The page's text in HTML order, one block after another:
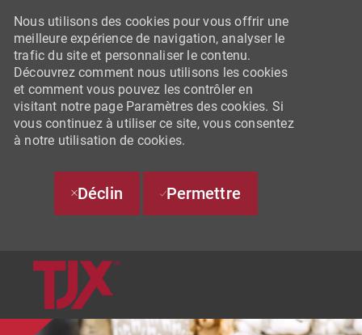
SKIP TO MAIN CONTENT
Nous utilisons des cookies pour vous offrir une
meilleure expérience de navigation, analyser le
trafic du site et personnaliser le contenu.
Découvrez comment nous utilisons les cookies
et comment vous pouvez les contrôler en
visitant notre page Paramètres des cookies. Si
vous continuez à utiliser ce site, vous consentez
à notre utilisation de cookies.
Déclin Permettre